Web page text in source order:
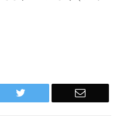
Twitter Email